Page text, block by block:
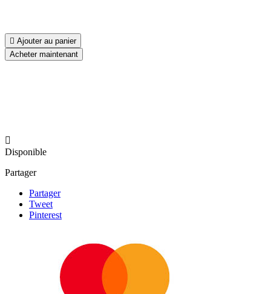
 Ajouter au panier
Acheter maintenant

Disponible
Partager
Partager
Tweet
Pinterest